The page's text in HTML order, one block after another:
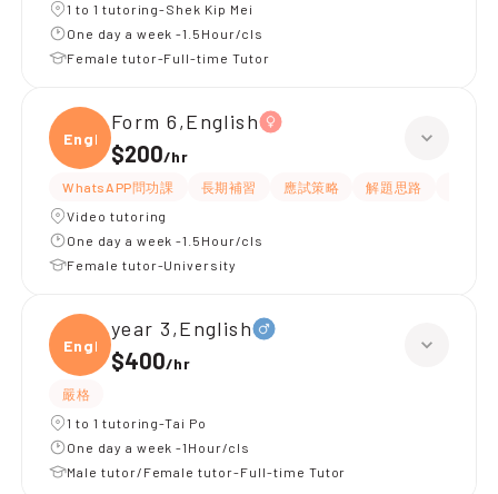
1 to 1 tutoring-Shek Kip Mei
One day a week -1.5Hour/cls
Female tutor-Full-time Tutor
Engli
Form 6,English
$200/hr
WhatsAPP問功課 長期補習 應試策略 解題思路
Video tutoring
One day a week -1.5Hour/cls
Female tutor-University
Engli
year 3,English
$400/hr
嚴格
1 to 1 tutoring-Tai Po
One day a week -1Hour/cls
Male tutor/Female tutor-Full-time Tutor